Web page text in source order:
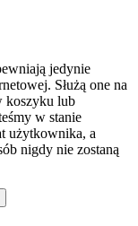
jedynie
Służą one na
koszyku lub
w stanie
użytkownika, a
nigdy nie zostaną